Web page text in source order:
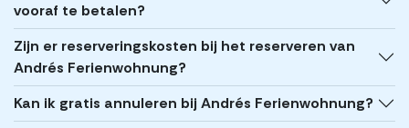
vooraf te betalen?
Zijn er reserveringskosten bij het reserveren van
Andrés Ferienwohnung?
Kan ik gratis annuleren bij Andrés Ferienwohnung?